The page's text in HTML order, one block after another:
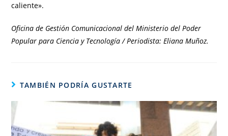
caliente».
Oficina de Gestión Comunicacional del Ministerio del Poder
Popular para Ciencia y Tecnología / Periodista: Eliana Muñoz.
TAMBIÉN PODRÍA GUSTARTE